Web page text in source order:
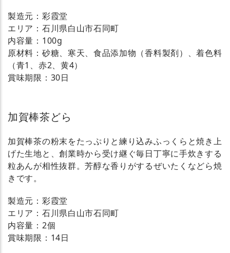
製造元：彩霞堂
エリア：石川県白山市石同町
内容量：100g
原材料：砂糖、寒天、食品添加物（香料製剤）、着色料
（青1、赤2、黄4）
賞味期限：30日
加賀棒茶どら
加賀棒茶の粉末をたっぷりと練り込みふっくらと焼き上
げた生地と、創業時から受け継ぐ毎日丁寧に手炊きする
粒あんが相性抜群。芳醇な香りがするぜいたくなどら焼
きです。
製造元：彩霞堂
エリア：石川県白山市石同町
内容量：2個
賞味期限：14日